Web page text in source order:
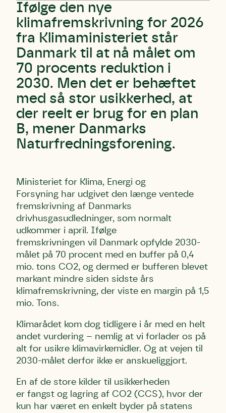
Ifølge den nye
klimafremskrivning for 2026
fra Klimaministeriet står
Danmark til at nå målet om
70 procents reduktion i
2030. Men det er behæftet
med så stor usikkerhed, at
der reelt er brug for en plan
B, mener Danmarks
Naturfredningsforening.
Ministeriet for Klima, Energi og
Forsyning har udgivet den længe ventede
fremskrivning af Danmarks
drivhusgasudledninger, som normalt
udkommer i april. Ifølge
fremskrivningen vil Danmark opfylde 2030-
målet på 70 procent med en buffer på 0,4
mio. tons CO2, og dermed er bufferen blevet
markant mindre siden sidste års
klimafremskrivning, der viste en margin på 1,5
mio. Tons.
Klimarådet kom dog tidligere i år med en helt
andet vurdering – nemlig at vi forlader os på
alt for usikre klimavirkemidler. Og at vejen til
2030-målet derfor ikke er anskueliggjort.
En af de store kilder til usikkerheden
er fangst og lagring af CO2 (CCS), hvor der
kun har været en enkelt byder på statens